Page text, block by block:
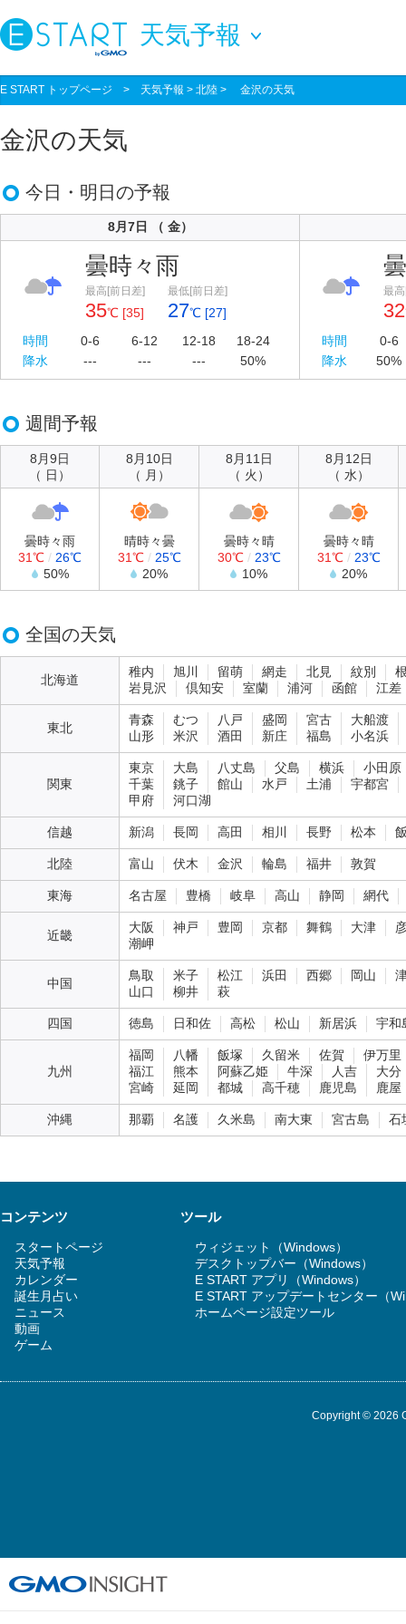
天気予報
E START トップページ > 天気予報 > 北陸 > 金沢の天気
金沢の天気
今日・明日の予報
8月7日 （ 金）
曇時々雨
最高[前日差]
35℃ [35]
最低[前日差]
27℃ [27]
最
32
時間
0-6 6-12 12-18
18-24
降水
--- --- --- 50%
時間
0-6
降水
50%
週間予報
8月9日
（ 日）
8月10日
（ 月）
8月11日
（ 火）
8月12日
（ 水）
曇時々雨
31℃ / 26℃
50%
晴時々曇
31℃/ 25℃
20%
曇時々晴
30℃/ 23℃
10%
曇時々晴
31℃/ 23℃
20%
全国の天気
北海道
稚内 旭川 留萌 網走 北見 紋別
岩見沢
倶知安 室蘭 浦河 函館 江差
東北
青森 むつ 八戸 盛岡 宮古
大船渡
山形
米沢 酒田 新庄 福島 小名浜
関東
東京 大島 八丈島 父島 横浜
小田原
千葉
銚子 館山 水戸 土浦
宇都宮
甲府
河口湖
信越 新潟 長岡 高田 相川 長野 松本
北陸 富山 伏木 金沢 輪島 福井 敦賀
東海 名古屋 豊橋 岐阜 高山 静岡 網代
近畿
大阪 神戸 豊岡 京都 舞鶴 大津
潮岬
中国
鳥取 米子 松江 浜田 西郷 岡山
山口
柳井 萩
四国 徳島 日和佐 高松 松山 新居浜 宇和
九州
福岡 八幡 飯塚 久留米 佐賀
伊万里
福江
熊本 阿蘇乙姫 牛深 人吉
大分
宮崎
延岡 都城 高千穂 鹿児島 鹿屋
沖縄 那覇 名護 久米島 南大東 宮古島 石
コンテンツ
スタートページ
天気予報
カレンダー
誕生月占い
ニュース
動画
ゲーム
ツール
ウィジェット（Windows）
デスクトップバー（Windows）
E START アプリ（Windows）
E START アップデートセンター（
ホームページ設定ツール
Copyright © 2026